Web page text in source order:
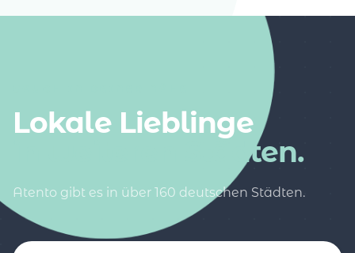
Lokale Lieblinge
in weiteren Städten.
Atento gibt es in über 160 deutschen Städten.